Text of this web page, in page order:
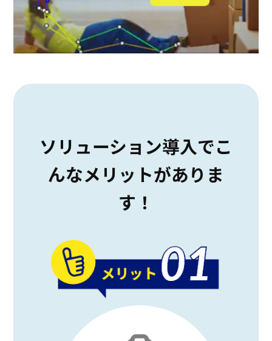
ソリューション導入でこ
んなメリットがありま
す！